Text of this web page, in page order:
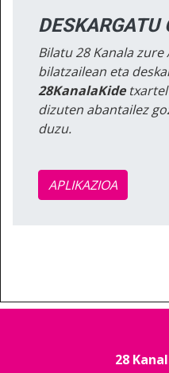
DESKARGATU
Bilatu 28 Kanala
bilatzailean eta
28KanalaKidetxartel
dizuten abantailez
duzu.
APLIKAZIOA
28